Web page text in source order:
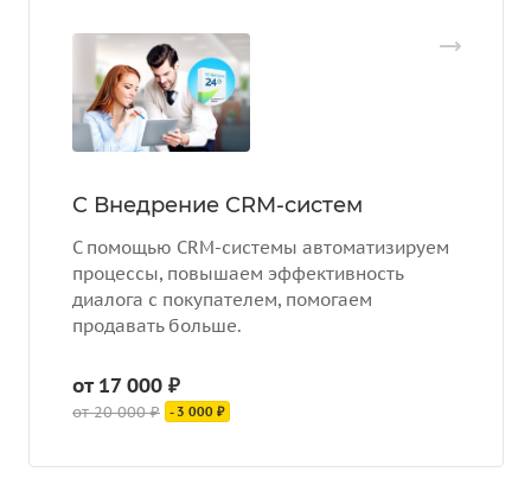
C Внедрение CRM-систем
С помощью CRM-системы автоматизируем
процессы, повышаем эффективность
диалога с покупателем, помогаем
продавать больше.
от 17 000 ₽
от 20 000 ₽ - 3 000 ₽